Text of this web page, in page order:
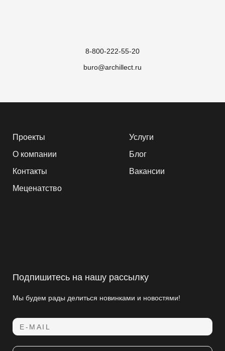
8-800-222-55-20
buro@archillect.ru
Подпишитесь на нашу рассылку
Мы будем рады делиться новинками и новостями!
E-MAIL
Проекты
Услуги
О компании
Блог
Контакты
Вакансии
Меценатство